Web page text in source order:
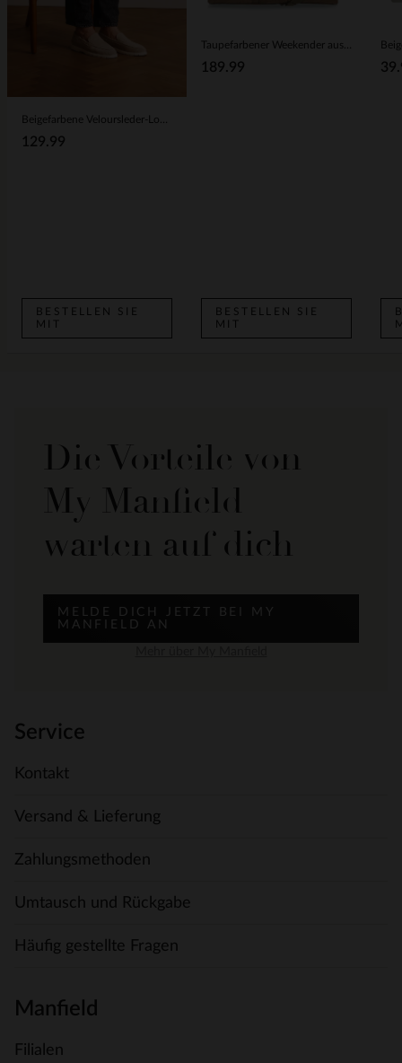
129.99
BESTELLEN SIE
MIT
189.99
BESTELLEN SIE
MIT
Die Vorteile von
My Manfield
warten auf dich
MELDE DICH JETZT BEI MY
MANFIELD AN
Service
Kontakt
Versand & Lieferung
Zahlungsmethoden
Umtausch und Rückgabe
Häufig gestellte Fragen
Manfield
Filialen